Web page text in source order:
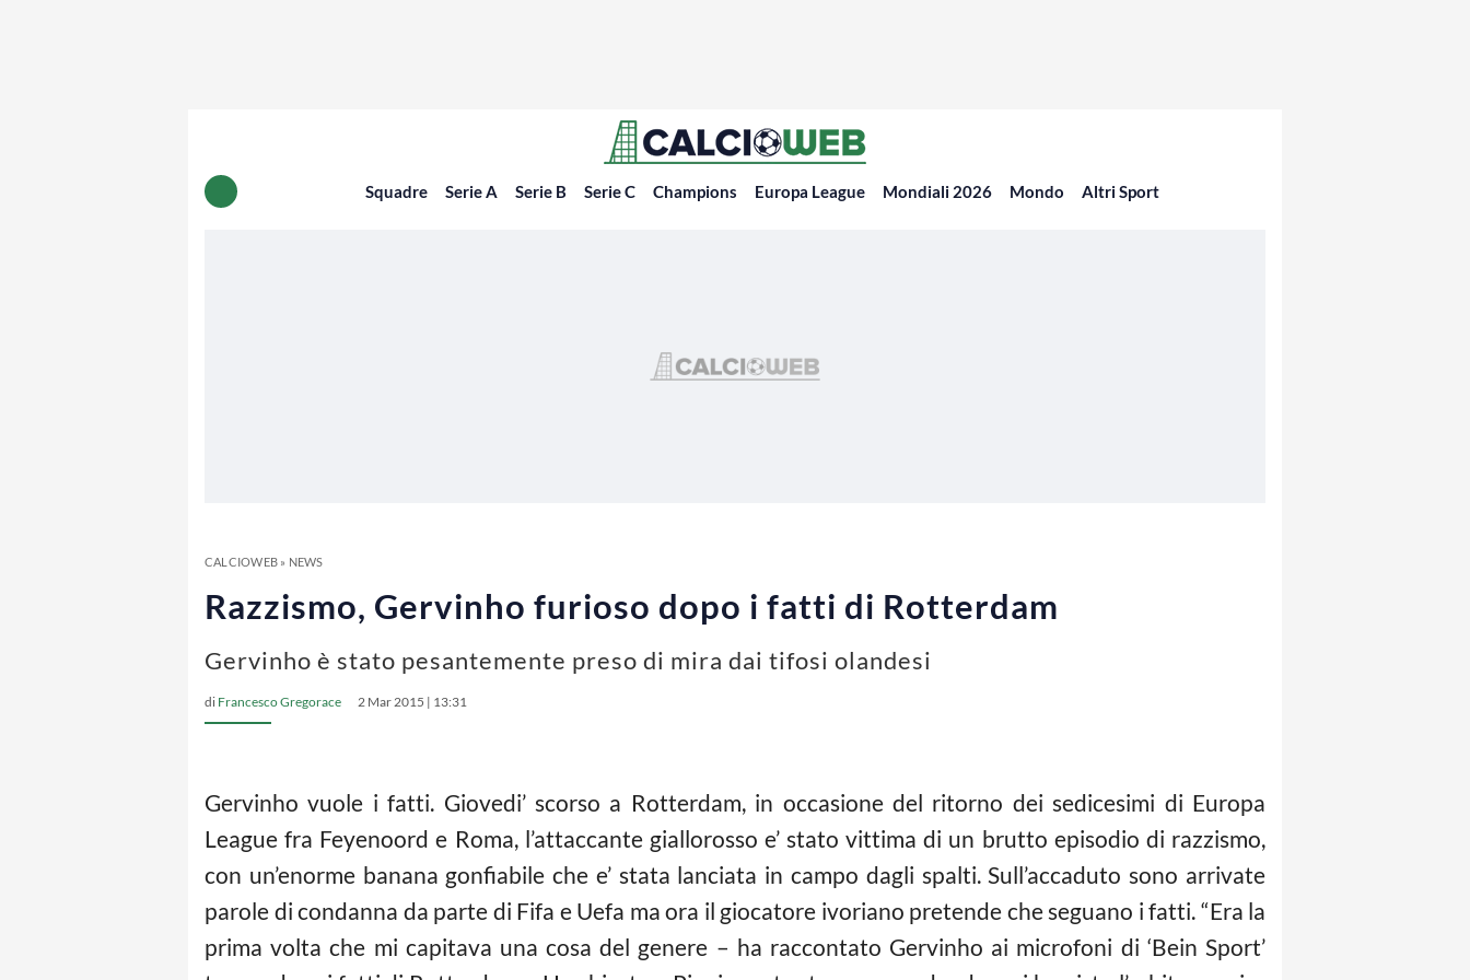
Squadre Serie A Serie B Serie C Champions Europa League Mondiali 2026 Mondo Altri Sport
CALCIOWEB» NEWS
Razzismo, Gervinho furioso dopo i fatti di Rotterdam
Gervinho è stato pesantemente preso di mira dai tifosi olandesi
di Francesco Gregorace 2 Mar 2015 | 13:31
Gervinho vuole i fatti. Giovedi’ scorso a Rotterdam, in occasione del ritorno dei sedicesimi di Europa
League fra Feyenoord e Roma, l’attaccante giallorosso e’ stato vittima di un brutto episodio di razzismo,
con un’enorme banana gonfiabile che e’ stata lanciata in campo dagli spalti. Sull’accaduto sono arrivate
parole di condanna da parte di Fifa e Uefa ma ora il giocatore ivoriano pretende che seguano i fatti. “Era la
prima volta che mi capitava una cosa del genere – ha raccontato Gervinho ai microfoni di ‘Bein Sport’